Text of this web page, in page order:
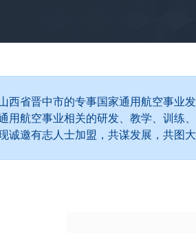
省晋中市的专事国家通用航空事业
航空事业相关的研发、教学、训练
诚邀有志人士加盟，共谋发展，共图